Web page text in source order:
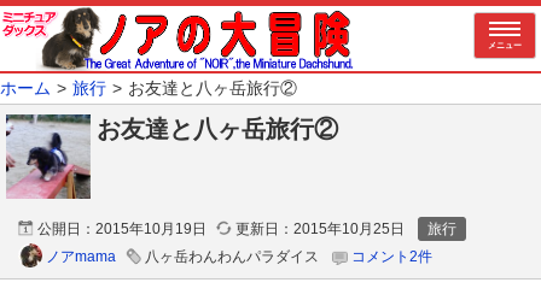
メニュー
ホーム 旅行 お友達と八ヶ岳旅行②
お友達と八ヶ岳旅行②
公開日： 2015年10月19日 更新日： 2015年10月25日
旅行
ノアmama
八ヶ岳わんわんパラダイス コメント2件